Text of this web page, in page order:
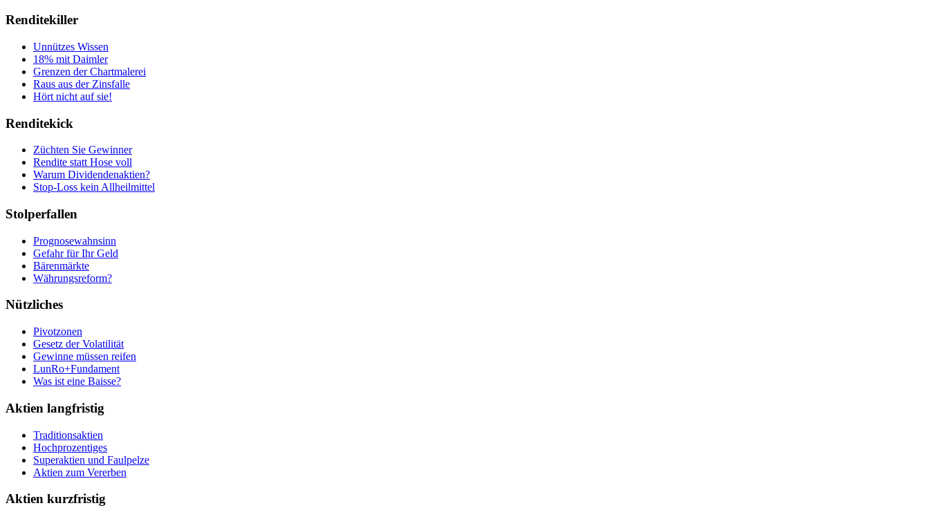
Renditekiller
Unnützes Wissen
18% mit Daimler
Grenzen der Chartmalerei
Raus aus der Zinsfalle
Hört nicht auf sie!
Renditekick
Züchten Sie Gewinner
Rendite statt Hose voll
Warum Dividendenaktien?
Stop-Loss kein Allheilmittel
Stolperfallen
Prognosewahnsinn
Gefahr für Ihr Geld
Bärenmärkte
Währungsreform?
Nützliches
Pivotzonen
Gesetz der Volatilität
Gewinne müssen reifen
LunRo+Fundament
Was ist eine Baisse?
Aktien langfristig
Traditionsaktien
Hochprozentiges
Superaktien und Faulpelze
Aktien zum Vererben
Aktien kurzfristig